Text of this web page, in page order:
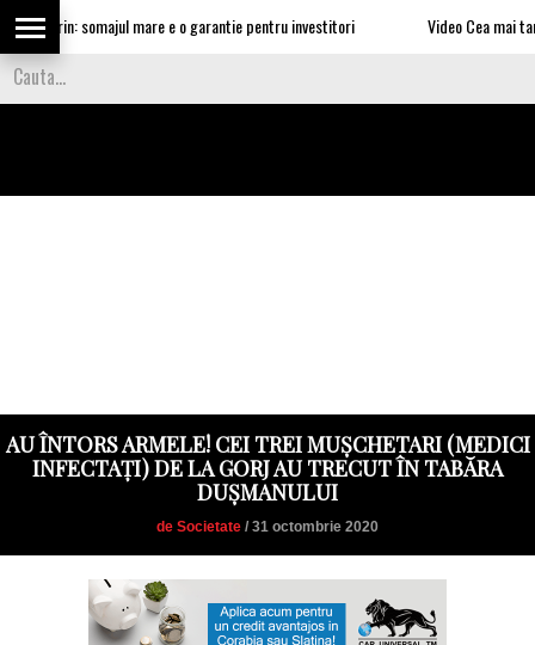
somajul mare e o garantie pentru investitori Video Cea mai tare
AU ÎNTORS ARMELE! CEI TREI MUȘCHETARI (MEDICI
INFECTAȚI) DE LA GORJ AU TRECUT ÎN TABĂRA
DUȘMANULUI
de Societate / 31 octombrie 2020